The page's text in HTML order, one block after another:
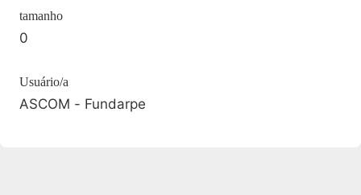
tamanho
0
Usuário/a
ASCOM - Fundarpe